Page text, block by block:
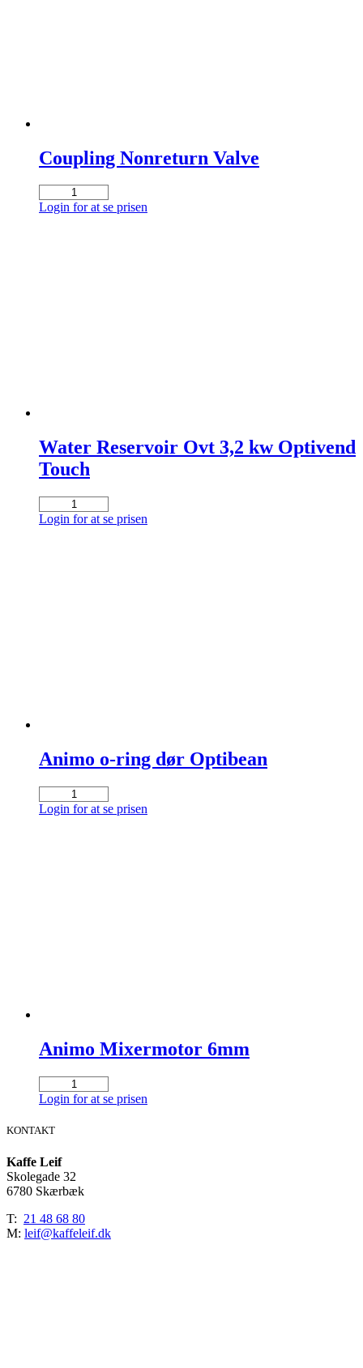
Coupling Nonreturn Valve
Coupling
Nonreturn
Login for at se prisen
Water Reservoir Ovt 3,2 kw Optivend
Touch
Reservoir
Login for at se prisen
Animo o-ring dør Optibean
Animo
o-
Login for at se prisen
Animo Mixermotor 6mm
Animo
Mixermotor
antal
Login for at se prisen
KONTAKT
Kaffe Leif
Skolegade 32
6780 Skærbæk
T: 21 48 68 80
M: leif@kaffeleif.dk